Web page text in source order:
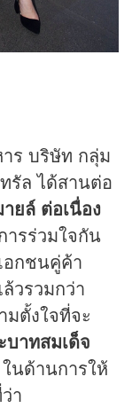
ร บริษัท กลุ่ม
รัล ได้สานต่อ
ยล์ ต่อเนื่อง
รร่วมใจกัน
อกชนคู่ค้า
วรวมกว่า
มตั้งใจที่จะ
บาทสมเด็จ
ในด้านการให้
า